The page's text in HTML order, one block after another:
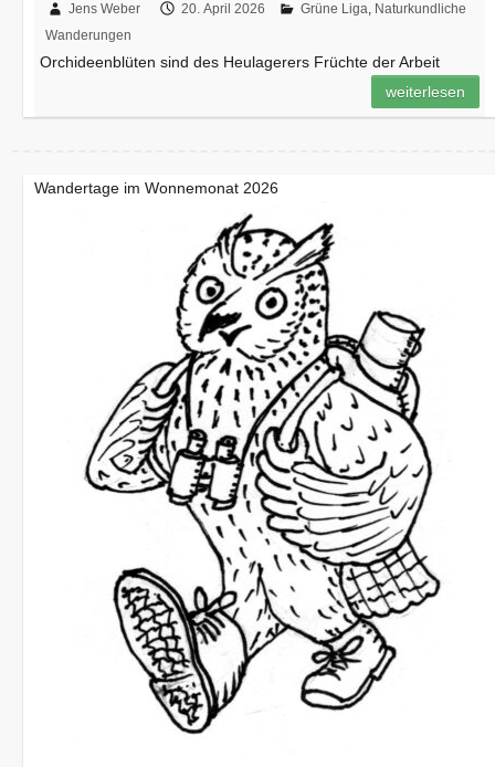
Jens Weber 20. April 2026 Grüne Liga, Naturkundliche
Wanderungen
Orchideenblüten sind des Heulagerers Früchte der Arbeit
weiterlesen
Wandertage im Wonnemonat 2026